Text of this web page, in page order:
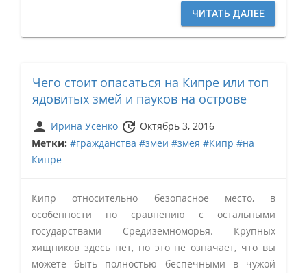
ЧИТАТЬ ДАЛЕЕ
Чего стоит опасаться на Кипре или топ
ядовитых змей и пауков на острове
person Ирина Усенко update Октябрь 3, 2016
Метки: #гражданства #змеи #змея #Кипр #на
Кипре
Кипр относительно безопасное место, в
особенности по сравнению с остальными
государствами Средиземноморья. Крупных
хищников здесь нет, но это не означает, что вы
можете быть полностью беспечными в чужой